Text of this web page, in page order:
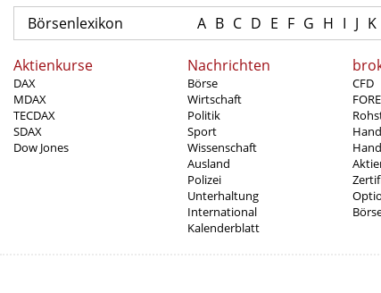
Börsenlexikon A B C D E F G H I J K
Aktienkurse
DAX
MDAX
TECDAX
SDAX
Dow Jones
Nachrichten
Börse
Wirtschaft
Politik
Sport
Wissenschaft
Ausland
Polizei
Unterhaltung
International
Kalenderblatt
CFD